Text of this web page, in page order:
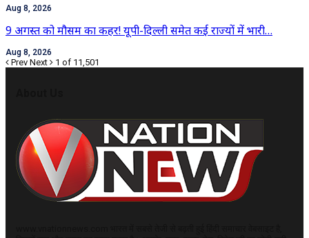
Aug 8, 2026
9 अगस्त को मौसम का कहर! यूपी-दिल्ली समेत कई राज्यों में भारी…
Aug 8, 2026
Prev Next 1 of 11,501